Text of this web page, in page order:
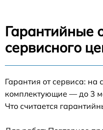
Гарантийные
сервисного
Гарантия от сервиса: на
комплектующие — до 3
Что считается